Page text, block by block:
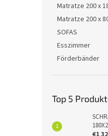
Matratze 200 x
Matratze 200 x
SOFAS
Esszimmer
Förderbänder
Top 5